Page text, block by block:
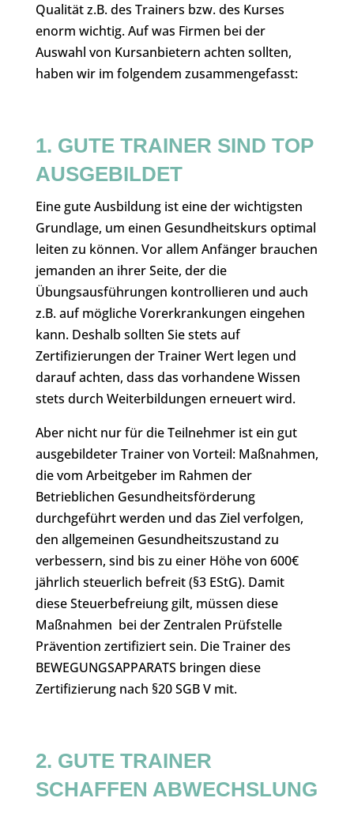
Qualität z.B. des Trainers bzw. des Kurses
enorm wichtig. Auf was Firmen bei der
Auswahl von Kursanbietern achten sollten,
haben wir im folgendem zusammengefasst:
1. GUTE TRAINER SIND TOP
AUSGEBILDET
Eine gute Ausbildung ist eine der wichtigsten
Grundlage, um einen Gesundheitskurs optimal
leiten zu können. Vor allem Anfänger brauchen
jemanden an ihrer Seite, der die
Übungsausführungen kontrollieren und auch
z.B. auf mögliche Vorerkrankungen eingehen
kann. Deshalb sollten Sie stets auf
Zertifizierungen der Trainer Wert legen und
darauf achten, dass das vorhandene Wissen
stets durch Weiterbildungen erneuert wird.
Aber nicht nur für die Teilnehmer ist ein gut
ausgebildeter Trainer von Vorteil: Maßnahmen,
die vom Arbeitgeber im Rahmen der
Betrieblichen Gesundheitsförderung
durchgeführt werden und das Ziel verfolgen,
den allgemeinen Gesundheitszustand zu
verbessern, sind bis zu einer Höhe von 600€
jährlich steuerlich befreit (§3 EStG). Damit
diese Steuerbefreiung gilt, müssen diese
Maßnahmen bei der Zentralen Prüfstelle
Prävention zertifiziert sein. Die Trainer des
BEWEGUNGSAPPARATS bringen diese
Zertifizierung nach §20 SGB V mit.
2. GUTE TRAINER
SCHAFFEN ABWECHSLUNG